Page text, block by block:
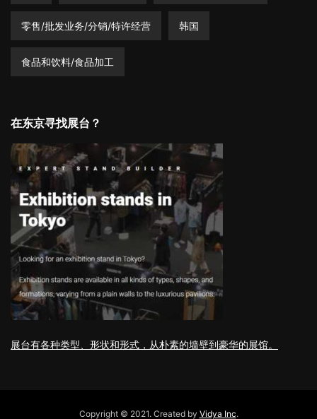
零售/批发业务/分销/特许经营 韩国
食品和饮料/食品加工
在东京寻找展台？
展台有各种类型、形状和形式，从朴素的墙壁到豪华的展馆。
Copyright © 2021. Created by Vidya Inc.